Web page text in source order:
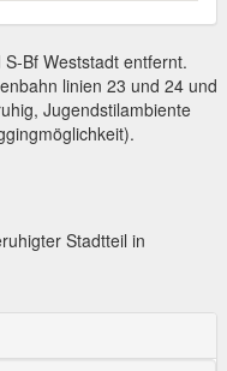
Bf Weststadt entfernt.
linien 23 und 24 und
Jugendstilambiente
Stadtteil in